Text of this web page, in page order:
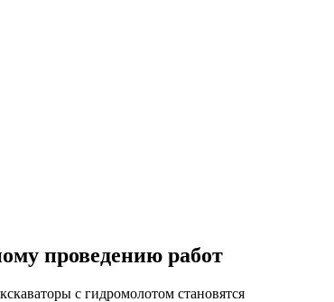
проведению работ
с гидромолотом становятся